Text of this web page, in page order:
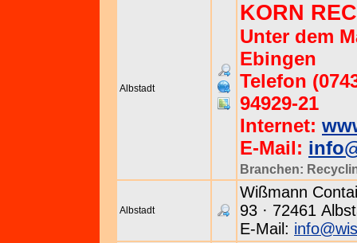
Albstadt
KORN
Unter dem
Ebingen
Telefon
94929-21
Internet:
E-Mail:
Branchen:
Albstadt
Wißmann
93 · 72461
E-Mail: